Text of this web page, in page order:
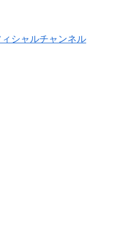
シャルチャンネル